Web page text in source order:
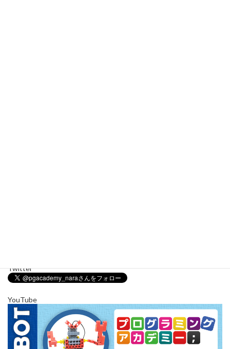
Twitter
YouTube